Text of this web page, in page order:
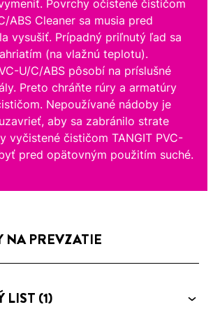
Povrchy očistené čističom
ABS Cleaner sa musia pred
vysušiť. Prípadný priľnutý ľad sa
(na vlažnú teplotu).
U/C/ABS pôsobí na príslušné
Preto chráňte rúry a armatúry
Nepoužívané nádoby je
aby sa zabránilo strate
vyčistené čističom TANGIT PVC-
pred opätovným použitím suché.
PREVZATIE
LIST (1)